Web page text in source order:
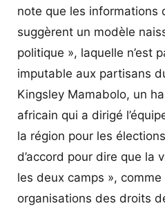
note que les informations
suggèrent un modèle
politique », laquelle n’est
imputable aux partisans
Kingsley Mamabolo, un
africain qui a dirigé
la région pour les
d’accord pour dire que la
les deux camps », comme
organisations des droits